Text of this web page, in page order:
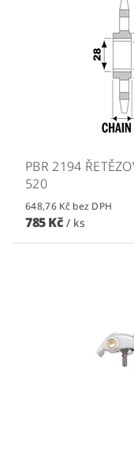
PBR 2194
520
648,76 Kč bez DPH
785 Kč / ks